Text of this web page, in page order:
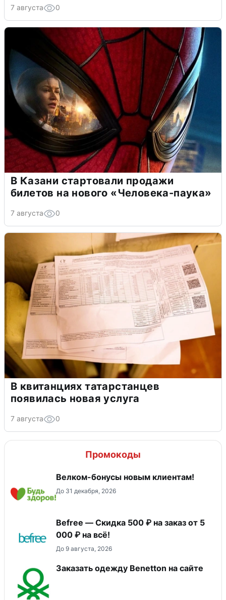
7 августа 0
В Казани стартовали продажи
билетов на нового «Человека-паука»
7 августа 0
В квитанциях татарстанцев
появилась новая услуга
7 августа 0
Промокоды
Велком-бонусы новым клиентам!
До 31 декабря, 2026
Befree — Скидка 500 ₽ на заказ от 5
000 ₽ на всё!
До 9 августа, 2026
Заказать одежду Benetton на сайте